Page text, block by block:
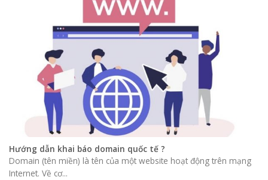
Hướng dẫn khai báo domain quốc tế ?
Domain (tên miền) là tên của một website hoạt động trên mạng
Internet. Về cơ...